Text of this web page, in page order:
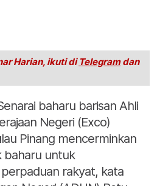
Harian, ikuti di Telegramdan
baharu barisan Ahli
Negeri (Exco)
Pinang mencerminkan
baharu untuk
rakyat, kata